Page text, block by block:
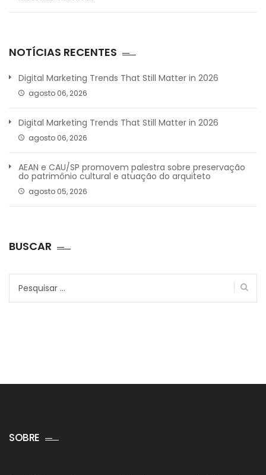
NOTÍCIAS RECENTES
Digital Marketing Trends That Still Matter in 2026
agosto 06, 2026
Digital Marketing Trends That Still Matter in 2026
agosto 06, 2026
AEAN e CAU/SP promovem palestra sobre preservação
do patrimônio cultural e atuação do arquiteto
agosto 05, 2026
BUSCAR
SOBRE